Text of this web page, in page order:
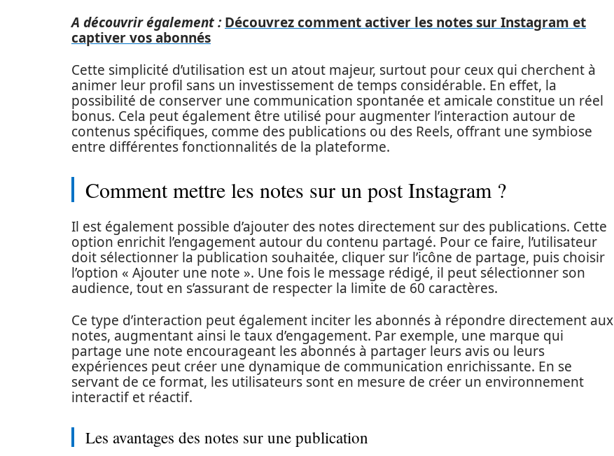
A découvrir également : Découvrez comment activer les notes sur Instagram et
captiver vos abonnés
Cette simplicité d’utilisation est un atout majeur, surtout pour ceux qui cherchent à
animer leur profil sans un investissement de temps considérable. En effet, la
possibilité de conserver une communication spontanée et amicale constitue un réel
bonus. Cela peut également être utilisé pour augmenter l’interaction autour de
contenus spécifiques, comme des publications ou des Reels, offrant une symbiose
entre différentes fonctionnalités de la plateforme.
Comment mettre les notes sur un post Instagram ?
Il est également possible d’ajouter des notes directement sur des publications. Cette
option enrichit l’engagement autour du contenu partagé. Pour ce faire, l’utilisateur
doit sélectionner la publication souhaitée, cliquer sur l’icône de partage, puis choisir
l’option « Ajouter une note ». Une fois le message rédigé, il peut sélectionner son
audience, tout en s’assurant de respecter la limite de 60 caractères.
Ce type d’interaction peut également inciter les abonnés à répondre directement aux
notes, augmentant ainsi le taux d’engagement. Par exemple, une marque qui
partage une note encourageant les abonnés à partager leurs avis ou leurs
expériences peut créer une dynamique de communication enrichissante. En se
servant de ce format, les utilisateurs sont en mesure de créer un environnement
interactif et réactif.
Les avantages des notes sur une publication